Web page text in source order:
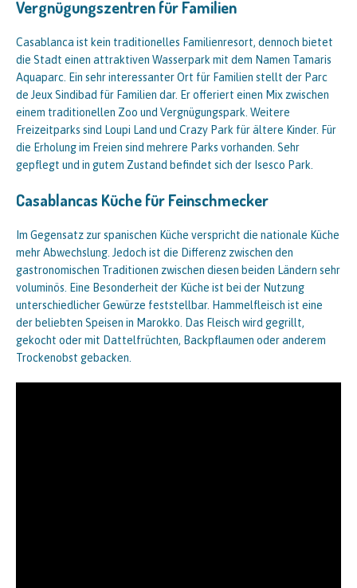
Vergnügungszentren für Familien
Casablanca ist kein traditionelles Familienresort, dennoch bietet
die Stadt einen attraktiven Wasserpark mit dem Namen Tamaris
Aquaparc. Ein sehr interessanter Ort für Familien stellt der Parc
de Jeux Sindibad für Familien dar. Er offeriert einen Mix zwischen
einem traditionellen Zoo und Vergnügungspark. Weitere
Freizeitparks sind Loupi Land und Crazy Park für ältere Kinder. Für
die Erholung im Freien sind mehrere Parks vorhanden. Sehr
gepflegt und in gutem Zustand befindet sich der Isesco Park.
Casablancas Küche für Feinschmecker
Im Gegensatz zur spanischen Küche verspricht die nationale Küche
mehr Abwechslung. Jedoch ist die Differenz zwischen den
gastronomischen Traditionen zwischen diesen beiden Ländern sehr
voluminös. Eine Besonderheit der Küche ist bei der Nutzung
unterschiedlicher Gewürze feststellbar. Hammelfleisch ist eine
der beliebten Speisen in Marokko. Das Fleisch wird gegrillt,
gekocht oder mit Dattelfrüchten, Backpflaumen oder anderem
Trockenobst gebacken.